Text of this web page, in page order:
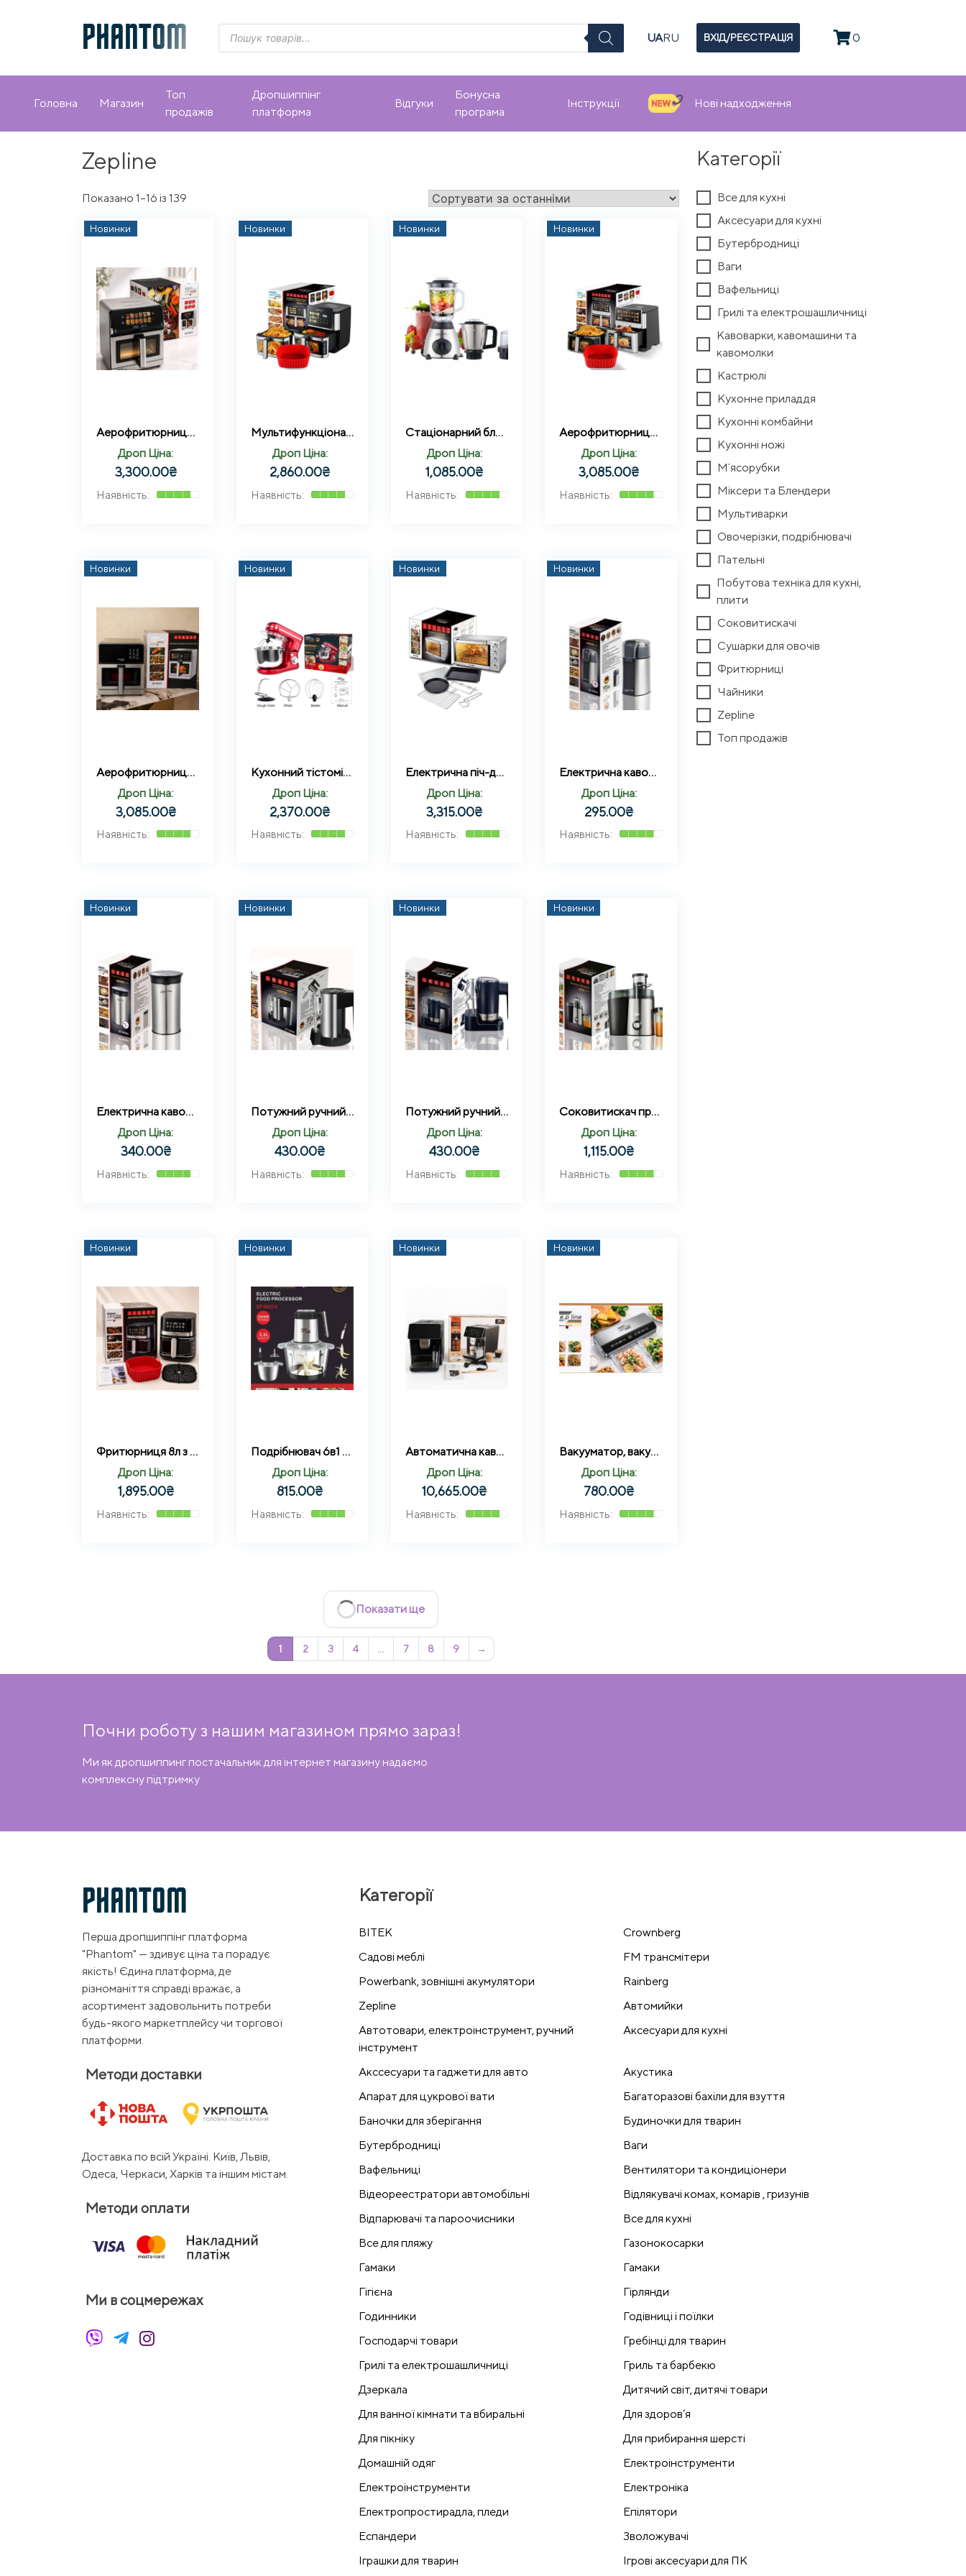
PHANTOM
Пошук
товарів
UARU ВХІД/РЕЄСТРАЦІЯ 0
Головна Магазин
Топ
продажів
Дропшиппінг
платформа
Відгуки
Бонусна
програма
Інструкції Нові надходження
Zepline
Показано 1–16 із 139
Новинки
Аерофритюрниця Max Pro-3 на 13 літрів 4200 Вт Zepline ZP-00376 12 програм
Дроп Ціна:
3,300.00₴
Новинки
Мультифункціональна аерофритюрниця Zepline ZP-00341 на 13 л з максимальною потужністю 4200 Вт на 12 програм з силіконовою формою
Дроп Ціна:
2,860.00₴
Новинки
Стаціонарний блендер 3в1 (Подрібнювач скляна чаша, кавомолка + подрібнювач для м’яса) 2000W Zepline ZP-081
Дроп Ціна:
1,085.00₴
Новинки
Аерофритюрниця 13 літрів 2200Вт на два тена 20 програм Zepline ZP-00345
Дроп Ціна:
3,085.00₴
Новинки
Аерофритюрниця Silver Max Pro-3 з нержавіючої сталі 13 літрів 2200Вт на два тена Zepline ZP-00355
Дроп Ціна:
3,085.00₴
Новинки
Кухонний тістоміс міксер 3в1 на 3500Вт 5літрів Zepline ZP-9832 Червоний
Дроп Ціна:
2,370.00₴
Новинки
Електрична піч-духовка 45 літрів з нержавіючої сталі Zepline ZP-00368 2200 Вт
Дроп Ціна:
3,315.00₴
Новинки
Електрична кавомолка Zepline ZP-00362 500 Вт
Дроп Ціна:
295.00₴
Новинки
Електрична кавомолка Zepline ZP-00364 500 Вт
Дроп Ціна:
340.00₴
Новинки
Потужний ручний міксер для збивання та замішування 500 Вт Zepline ZP-00361
Дроп Ціна:
430.00₴
Новинки
Потужний ручний міксер для збивання та замішування 500 Вт Zepline ZP-00366
Дроп Ціна:
430.00₴
Новинки
Соковитискач преміум-класу з потужним двигуном 2500Вт Zepline ZP- 00365
Дроп Ціна:
1,115.00₴
Новинки
Фритюрниця 8л з ДВОМА ТЕНАМИ 2200 Вт Zepline ZP-00351 з силіконовою формою в комплекті
Дроп Ціна:
1,895.00₴
Новинки
Подрібнювач 6в1 з двома чашами (Скло + нержавіюча сталь) 3,2 літра 3000 Вт Zepline ZP-00219
Дроп Ціна:
815.00₴
Новинки
Автоматична кавомашина Zepline ZP-6808 з потужністю 1500Вт 20Bar
Дроп Ціна:
10,665.00₴
Новинки
Вакууматор, вакуумний пакувальник Zepline ZP-00359
Дроп Ціна:
780.00₴
Показати ще
1 2 3 4 … 7 8 9 →
Категорії
Все для кухні
Аксесуари для кухні
Бутербродниці
Ваги
Вафельниці
Грилі та електрошашличниці
Кавоварки, кавомашини та
кавомолки
Кастрюлі
Кухонне приладдя
Кухонні комбайни
Кухонні ножі
Мʼясорубки
Міксери та Блендери
Мультиварки
Овочерізки, подрібнювачі
Пательні
Побутова техніка для кухні,
плити
Соковитискачі
Сушарки для овочів
Фритюрниці
Чайники
Zepline
Топ продажів
Почни роботу з нашим магазином прямо зараз!
Ми як дропшиппинг постачальник для інтернет магазину надаємо
комплексну підтримку
PHANTOM
Перша дропшиппінг платформа
"Phantom" — здивує ціна та порадує
якість! Єдина платформа, де
різноманіття справді вражає, а
асортимент задовольнить потреби
будь-якого маркетплейсу чи торгової
платформи.
Методи доставки
Доставка по всій Україні. Київ, Львів,
Одеса, Черкаси, Харків та іншим містам.
Методи оплати
Ми в соцмережах
Категорії
BITEK
Crownberg
Cадові меблі
FM трансмітери
Powerbank, зовнішні акумулятори
Rainberg
Zepline
Автомийки
Автотовари, електроінструмент, ручний
інструмент
Аксесуари для кухні
Акссесуари та гаджети для авто
Акустика
Апарат для цукрової вати
Багаторазові бахіли для взуття
Баночки для зберігання
Будиночки для тварин
Бутербродниці
Ваги
Вафельниці
Вентилятори та кондиціонери
Відеореестратори автомобільні
Відлякувачі комах, комарів , гризунів
Відпарювачі та пароочисники
Все для кухні
Все для пляжу
Газонокосарки
Гамаки
Гамаки
Гігієна
Гірлянди
Годинники
Годівниці і поїлки
Господарчі товари
Гребінці для тварин
Грилі та електрошашличниці
Гриль та барбекю
Дзеркала
Дитячий світ, дитячі товари
Для ванної кімнати та вбиральні
Для здоров’я
Для пікніку
Для прибирання шерсті
Домашній одяг
Електроінструменти
Електроінструменти
Електроніка
Електропростирадла, пледи
Епілятори
Еспандери
Зволожувачі
Іграшки для тварин
Ігрові аксесуари для ПК